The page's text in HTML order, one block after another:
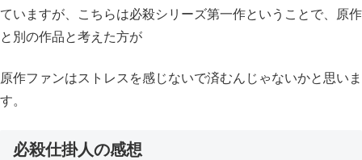
ていますが、こちらは必殺シリーズ第一作ということで、原作
と別の作品と考えた方が
原作ファンはストレスを感じないで済むんじゃないかと思いま
す。
必殺仕掛人の感想